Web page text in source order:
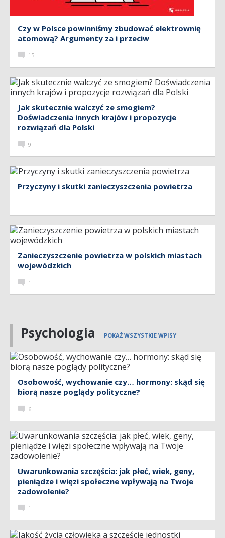
Czy w Polsce powinniśmy zbudować elektrownię
atomową? Argumenty za i przeciw
15
Jak skutecznie walczyć ze smogiem?
Doświadczenia innych krajów i propozycje
rozwiązań dla Polski
9
Przyczyny i skutki zanieczyszczenia powietrza
Zanieczyszczenie powietrza w polskich miastach
wojewódzkich
1
Psychologia POKAŻ WSZYSTKIE WPISY
Osobowość, wychowanie czy… hormony: skąd się
biorą nasze poglądy polityczne?
6
Uwarunkowania szczęścia: jak płeć, wiek, geny,
pieniądze i więzi społeczne wpływają na Twoje
zadowolenie?
1